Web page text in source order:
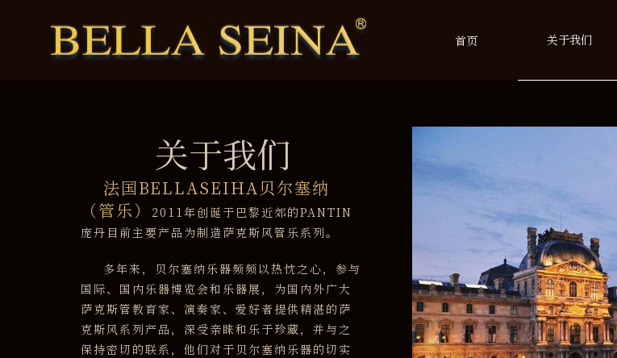
首页 关于我们
关于我们
法国BELLASEIHA贝尔塞纳
（管乐）
2011年创诞于巴黎近郊的PANTIN
庞丹目前主要产品为制造萨克斯风管乐系列。
多年来，贝尔塞纳乐器频频以热忱之心，参与
国际、国内乐器博览会和乐器展，为国内外广大
萨克斯管教育家、演奏家、爱好者提供精湛的萨
克斯风系列产品，深受亲睐和乐于珍藏，并与之
保持密切的联系，他们对于贝尔塞纳乐器的切实